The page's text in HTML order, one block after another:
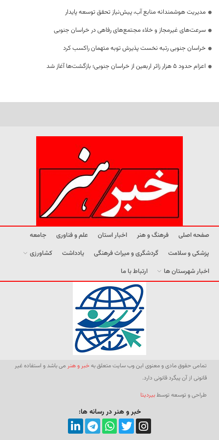
مدیریت هوشمندانه منابع آب، پیش‌نیاز تحقق توسعه پایدار
سرعت‌های غیرمجاز و خلاء مجتمع‌های رفاهی در خراسان جنوبی
خراسان جنوبی رتبه نخست پذیرش توبه متهمان راکسب کرد
اعزام حدود 5 هزار زائر اربعین از خراسان جنوبی؛ بازگشت‌ها آغاز شد
صفحه اصلی فرهنگ و هنر اخبار استان علم و فناوری
جامعه
پزشکی و سلامت
گردشگری و میراث فرهنگی یادداشت
کشاورزی
اخبار شهرستان ها
ارتباط با ما
تمامی حقوق مادی و معنوی این وب سایت متعلق بهخبر و هنر می باشد و استفاده غیر
قانونی از آن پیگرد قانونی دارد.
طراحی و توسعه توسطبیردیتا
خبر و هنر در رسانه ها: